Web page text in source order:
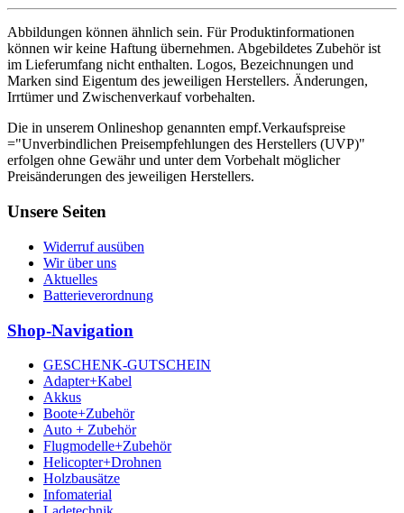
Abbildungen können ähnlich sein. Für Produktinformationen
können wir keine Haftung übernehmen. Abgebildetes Zubehör ist
im Lieferumfang nicht enthalten. Logos, Bezeichnungen und
Marken sind Eigentum des jeweiligen Herstellers. Änderungen,
Irrtümer und Zwischenverkauf vorbehalten.
Die in unserem Onlineshop genannten empf.Verkaufspreise
="Unverbindlichen Preisempfehlungen des Herstellers (UVP)"
erfolgen ohne Gewähr und unter dem Vorbehalt möglicher
Preisänderungen des jeweiligen Herstellers.
Unsere Seiten
Widerruf ausüben
Wir über uns
Aktuelles
Batterieverordnung
Shop-Navigation
GESCHENK-GUTSCHEIN
Adapter+Kabel
Akkus
Boote+Zubehör
Auto + Zubehör
Flugmodelle+Zubehör
Helicopter+Drohnen
Holzbausätze
Infomaterial